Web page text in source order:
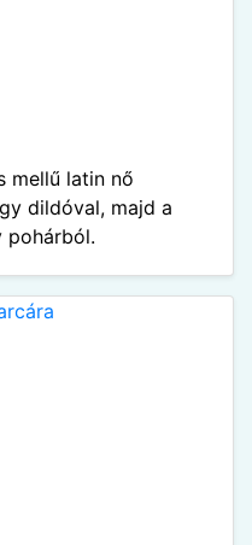
mellű latin nő
dildóval, majd a
pohárból.